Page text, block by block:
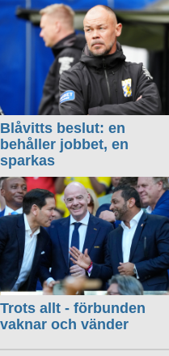
Blåvitts beslut: en
behåller jobbet, en
sparkas
Trots allt - förbunden
vaknar och vänder